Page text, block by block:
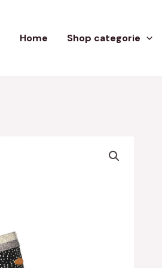
Home Shop categorie